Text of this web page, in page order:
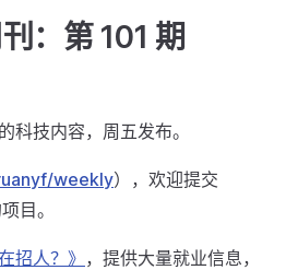
：第 101 期
科技内容，周五发布。
weekly），欢迎提交
目。
招人？》 ，提供大量就业信息，